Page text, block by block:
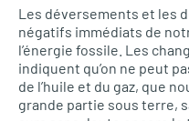
Les déversements et les
négatifs immédiats de
l’énergie fossile. Les
indiquent qu’on ne peut
de l’huile et du gaz, que
grande partie sous terre,